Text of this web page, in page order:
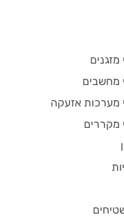
מחשבים
מערכות אזעקה
מקררים